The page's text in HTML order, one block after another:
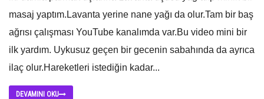
masaj yaptım.Lavanta yerine nane yağı da olur.Tam bir baş
ağrısı çalışması YouTube kanalımda var.Bu video mini bir
ilk yardım. Uykusuz geçen bir gecenin sabahında da ayrıca
ilaç olur.Hareketleri istediğin kadar...
DEVAMINI OKU